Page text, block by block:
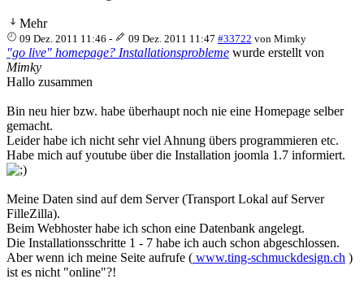
Mehr
09 Dez. 2011 11:46 - 09 Dez. 2011 11:47 #33722 von Mimky
"go live" homepage? Installationsprobleme wurde erstellt von
Mimky
Hallo zusammen
Bin neu hier bzw. habe überhaupt noch nie eine Homepage selber
gemacht.
Leider habe ich nicht sehr viel Ahnung übers programmieren etc.
Habe mich auf youtube über die Installation joomla 1.7 informiert.
Meine Daten sind auf dem Server (Transport Lokal auf Server
FilleZilla).
Beim Webhoster habe ich schon eine Datenbank angelegt.
Die Installationsschritte 1 - 7 habe ich auch schon abgeschlossen.
Aber wenn ich meine Seite aufrufe ( www.ting-schmuckdesign.ch )
ist es nicht "online"?!